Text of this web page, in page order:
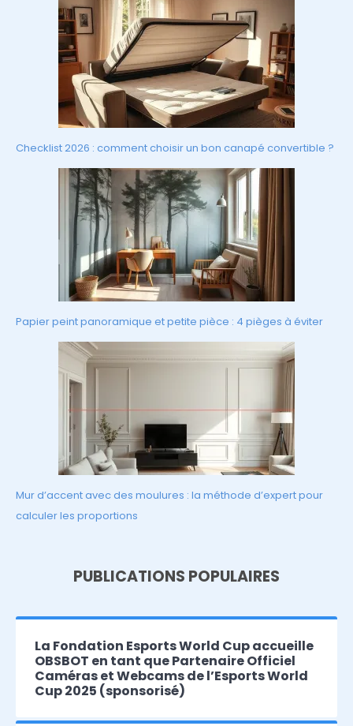
Checklist 2026 : comment choisir un bon canapé convertible ?
Papier peint panoramique et petite pièce : 4 pièges à éviter
Mur d’accent avec des moulures : la méthode d’expert pour
calculer les proportions
PUBLICATIONS POPULAIRES
La Fondation Esports World Cup accueille
OBSBOT en tant que Partenaire Officiel
Caméras et Webcams de l’Esports World
Cup 2025 (sponsorisé)